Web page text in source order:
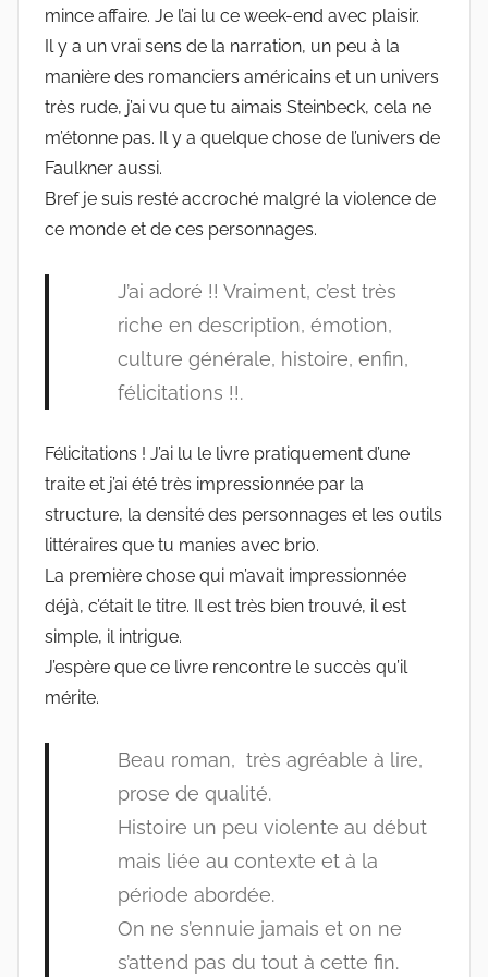
mince affaire. Je l’ai lu ce week-end avec plaisir.
Il y a un vrai sens de la narration, un peu à la
manière des romanciers américains et un univers
très rude, j’ai vu que tu aimais Steinbeck, cela ne
m’étonne pas. Il y a quelque chose de l’univers de
Faulkner aussi.
Bref je suis resté accroché malgré la violence de
ce monde et de ces personnages.
J’ai adoré !! Vraiment, c’est très
riche en description, émotion,
culture générale, histoire, enfin,
félicitations !!.
Félicitations ! J’ai lu le livre pratiquement d’une
traite et j’ai été très impressionnée par la
structure, la densité des personnages et les outils
littéraires que tu manies avec brio.
La première chose qui m’avait impressionnée
déjà, c’était le titre. Il est très bien trouvé, il est
simple, il intrigue.
J’espère que ce livre rencontre le succès qu’il
mérite.
Beau roman, très agréable à lire,
prose de qualité.
Histoire un peu violente au début
mais liée au contexte et à la
période abordée.
On ne s’ennuie jamais et on ne
s’attend pas du tout à cette fin.